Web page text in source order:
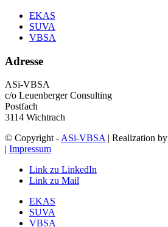
EKAS
SUVA
VBSA
Adresse
ASi-VBSA
c/o Leuenberger Consulting
Postfach
3114 Wichtrach
© Copyright -ASi-VBSA| Realization by
| Impressum
Link zu LinkedIn
Link zu Mail
EKAS
SUVA
VBSA